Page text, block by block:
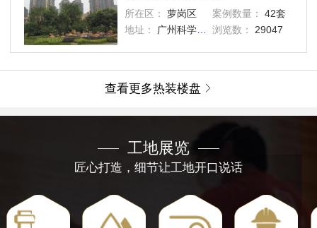
所在区： 萝岗区 案例数量：
42套
地址：
广州科学城西区 浏览数： 29047
查看更多热装楼盘 
工地展览
匠心打造，细节让工地开口说话